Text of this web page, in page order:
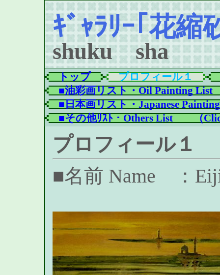
ｷﾞｬﾗﾘｰ｢花縮
shuku sha
トップ
プロフィール１
■油彩画リスト・Oil Painting List
■日本画リスト・Japanese
■その他ﾘｽﾄ・Others List　　（
プロフィール１
■名前 Name ：